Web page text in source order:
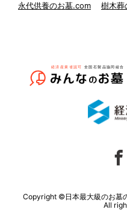
永代供養のお墓.com
樹木葬
Copyright ©日本最大級のお墓
All